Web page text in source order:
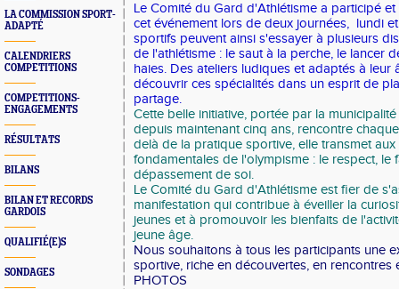
LA COMMISSION SPORT-
ADAPTÉ
CALENDRIERS
COMPETITIONS
COMPETITIONS-
ENGAGEMENTS
RÉSULTATS
BILANS
BILAN ET RECORDS
GARDOIS
QUALIFIÉ(E)S
SONDAGES
Le Comité du Gard d'Athlétisme a participé
cet événement lors de deux journées, lundi
sportifs peuvent ainsi s'essayer à plusieurs
de l'athlétisme : le saut à la perche, le lancer
haies. Des ateliers ludiques et adaptés à leur
découvrir ces spécialités dans un esprit de
partage.
Cette belle initiative, portée par la
depuis maintenant cinq ans, rencontre
delà de la pratique sportive, elle transmet aux
fondamentales de l'olympisme : le respect, le
dépassement de soi.
Le Comité du Gard d'Athlétisme est fier de
manifestation qui contribue à éveiller la
jeunes et à promouvoir les bienfaits de
jeune âge.
Nous souhaitons à tous les participants une
sportive, riche en découvertes, en rencontres
PHOTOS